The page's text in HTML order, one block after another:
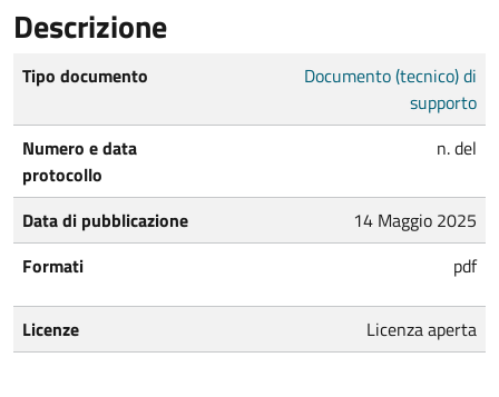
Descrizione
Tipo documento
Documento (tecnico) di
supporto
Numero e data
protocollo
n. del
Data di pubblicazione
14 Maggio 2025
Formati
pdf
Licenze Licenza aperta